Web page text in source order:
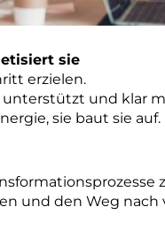
sie
erzielen.
und klar
sie baut sie auf.
und den Weg nach